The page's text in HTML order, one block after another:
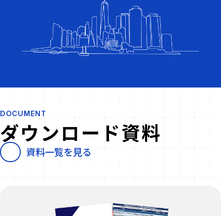
DOCUMENT
ダウンロード資料
資料一覧を見る